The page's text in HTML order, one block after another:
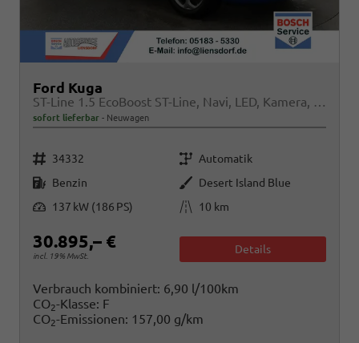
Ford Kuga
ST-Line 1.5 EcoBoost ST-Line, Navi, LED, Kamera, Winter, FS beheizbar
sofort lieferbar Neuwagen
Fahrzeugnr. 34332 Getriebe Automatik
Kraftstoff Benzin Außenfarbe Desert Island Blue
Leistung
137 kW (186 PS) Kilometerstand 10 km
30.895,– €
incl. 19% MwSt.
Details
Verbrauch kombiniert: 6,90 l/100km
CO2-Klasse: F
CO2-Emissionen: 157,00 g/km